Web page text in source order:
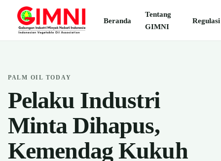
Beranda
Tentang
GIMNI
Regulasi
PALM OIL TODAY
Pelaku Industri
Minta Dihapus,
Kemendag Kukuh